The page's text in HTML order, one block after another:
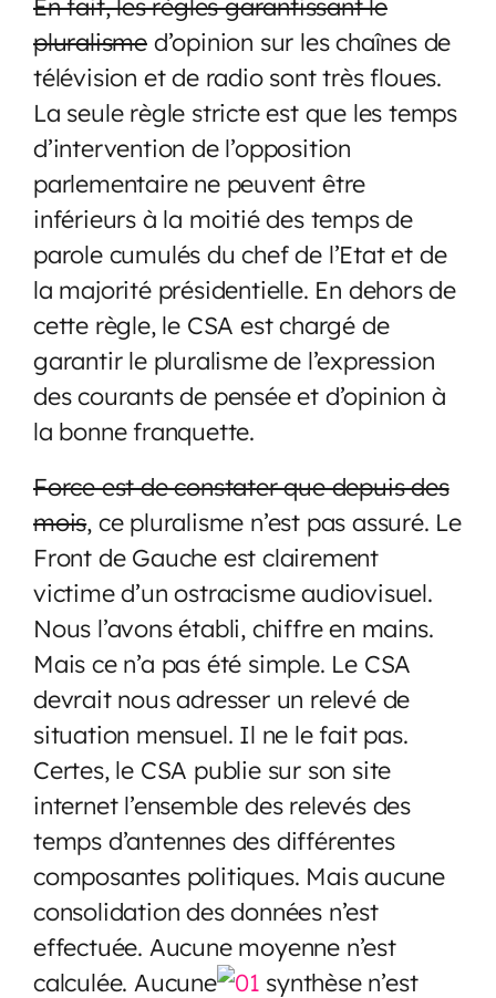
pluralisme d’opinion sur les chaînes de
télévision et de radio sont très floues.
La seule règle stricte est que les temps
d’intervention de l’opposition
parlementaire ne peuvent être
inférieurs à la moitié des temps de
parole cumulés du chef de l’Etat et de
la majorité présidentielle. En dehors de
cette règle, le CSA est chargé de
garantir le pluralisme de l’expression
des courants de pensée et d’opinion à
la bonne franquette.
Force est de constater que depuis des
mois, ce pluralisme n’est pas assuré. Le
Front de Gauche est clairement
victime d’un ostracisme audiovisuel.
Nous l’avons établi, chiffre en mains.
Mais ce n’a pas été simple. Le CSA
devrait nous adresser un relevé de
situation mensuel. Il ne le fait pas.
Certes, le CSA publie sur son site
internet l’ensemble des relevés des
temps d’antennes des différentes
composantes politiques. Mais aucune
consolidation des données n’est
effectuée. Aucune moyenne n’est
calculée. Aucune
synthèse n’est